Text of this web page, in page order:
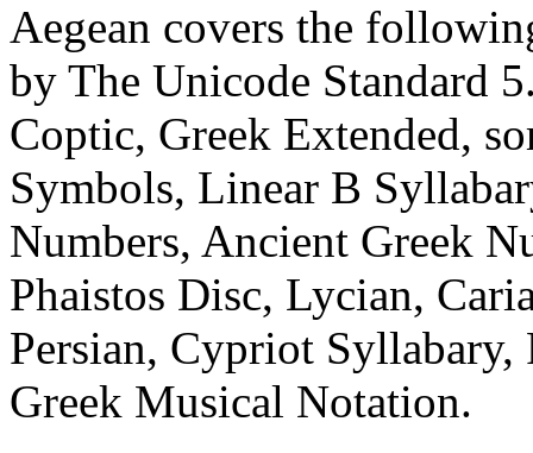
Aegean covers the
by The Unicode Standard
Coptic, Greek Extended,
Symbols, Linear B
Numbers, Ancient Greek
Phaistos Disc, Lycian,
Persian, Cypriot
Greek Musical Notation.